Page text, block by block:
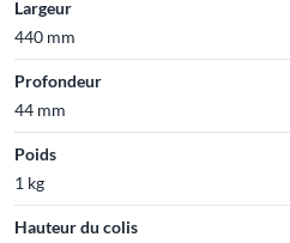
Largeur
440 mm
Profondeur
44 mm
Poids
1 kg
Hauteur du colis